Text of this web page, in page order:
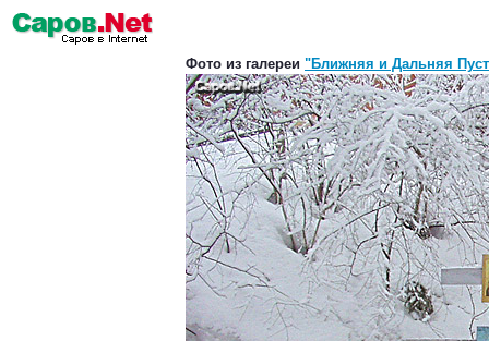
Фото из галереи "Ближняя и Дальняя